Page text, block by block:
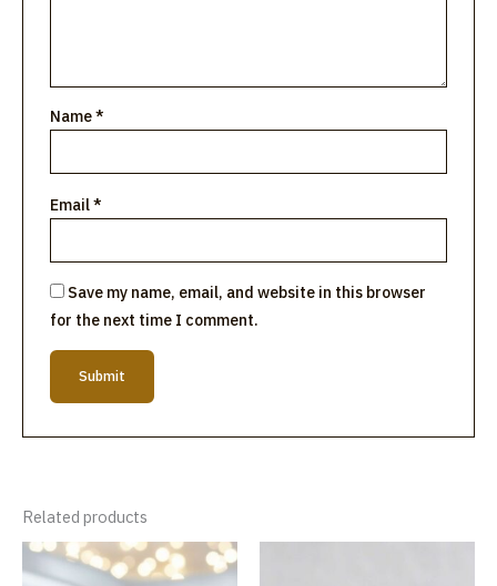
Name*
Email*
Save my name, email, and website in this browser
for the next time I comment.
Related products